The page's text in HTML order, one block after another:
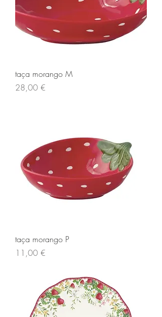
taça morango M
Preço
28,00 €
taça morango P
Preço
11,00 €